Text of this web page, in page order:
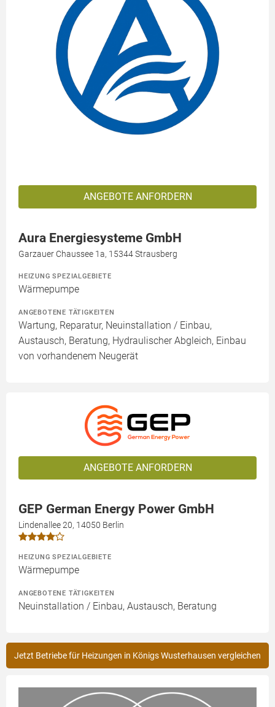
ANGEBOTE ANFORDERN
Aura Energiesysteme GmbH
Garzauer Chaussee 1a, 15344 Strausberg
HEIZUNG SPEZIALGEBIETE
Wärmepumpe
ANGEBOTENE TÄTIGKEITEN
Wartung, Reparatur, Neuinstallation / Einbau,
Austausch, Beratung, Hydraulischer Abgleich, Einbau
von vorhandenem Neugerät
ANGEBOTE ANFORDERN
GEP German Energy Power GmbH
Lindenallee 20, 14050 Berlin
HEIZUNG SPEZIALGEBIETE
Wärmepumpe
ANGEBOTENE TÄTIGKEITEN
Neuinstallation / Einbau, Austausch, Beratung
Jetzt Betriebe für Heizungen in Königs Wusterhausen vergleichen